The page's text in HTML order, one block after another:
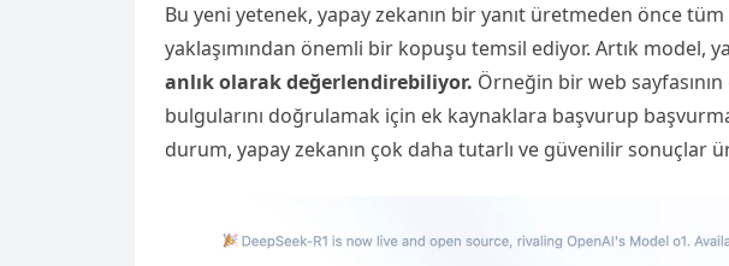
Bu yeni yetenek, yapay zekanın bir yanıt üretmeden önce
yaklaşımından önemli bir kopuşu temsil ediyor. Artık model,
anlık olarak değerlendirebiliyor. Örneğin bir web
bulgularını doğrulamak için ek kaynaklara başvurup
durum, yapay zekanın çok daha tutarlı ve güvenilir sonuçlar